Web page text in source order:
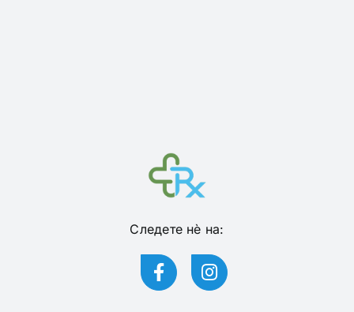
Следете нѐ на: